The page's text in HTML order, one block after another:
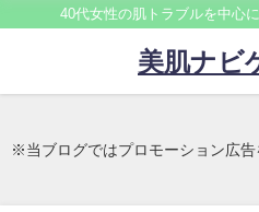
40代女性の肌トラブルを中心
美肌ナビ
※当ブログではプロモーション広告